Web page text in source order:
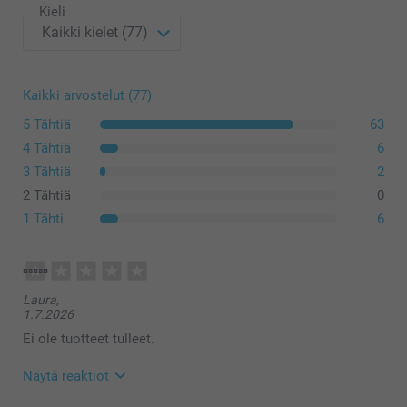
Ilmainen
100 - 499
Kieli
Kaikki arvostelut (77)
5 Tähtiä
63
4 Tähtiä
6
3 Tähtiä
2
2 Tähtiä
0
1 Tähti
6
Laura,
1.7.2026
Ei ole tuotteet tulleet.
Näytä reaktiot